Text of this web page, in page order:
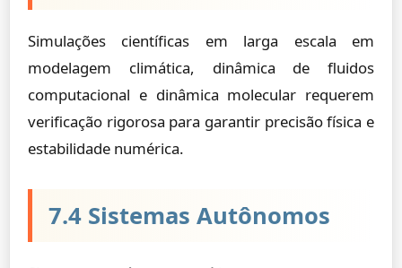
Simulações científicas em larga escala em
modelagem climática, dinâmica de fluidos
computacional e dinâmica molecular requerem
verificação rigorosa para garantir precisão física e
estabilidade numérica.
7.4 Sistemas Autônomos